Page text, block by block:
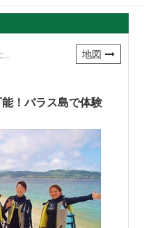
地図
能！バラス島で体験